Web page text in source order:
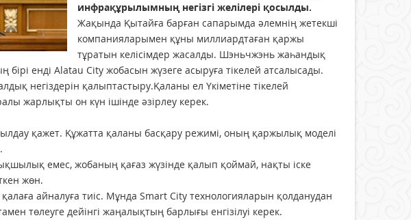
инфрақұрылымның негізгі желілері қосылды.
Жақында Қытайға барған сапарымда әлемнің жетекші
компанияларымен құны миллиардтаған қаржы
тұратын келісімдер жасалды. Шэньчжэнь жаһандық
енді Alatau City жобасын жүзеге асыруға тікелей атсалысады.
негіздерін қалыптастыру.Қаланы ел Үкіметіне тікелей
жарлықты он күн ішінде әзірлеу керек.
қажет. Құжатта қаланы басқару режимі, оның қаржылық моделі
емес, жобаның қағаз жүзінде қалып қоймай, нақты іске
жөн.
айналуға тиіс. Мұнда Smart City технологияларын қолданудан
төлеуге дейінгі жаңалықтың барлығы енгізілуі керек.